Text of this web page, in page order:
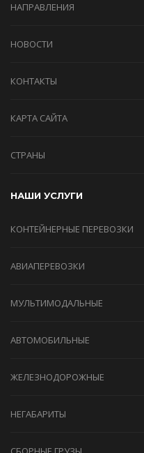
НАПРАВЛЕНИЯ
НОВОСТИ
КОНТАКТЫ
КАРТА САЙТА
СТРАНЫ
НАШИ УСЛУГИ
КОНТЕЙНЕРНЫЕ ПЕРЕВОЗКИ
АВИАПЕРЕВОЗКИ
МУЛЬТИМОДАЛЬНЫЕ
АВТОМОБИЛЬНЫЕ
ЖЕЛЕЗНОДОРОЖНЫЕ
НЕГАБАРИТЫ